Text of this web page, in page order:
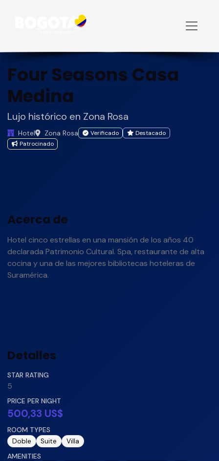
Four Seasons Casa Medina
Four Seasons Casa
Medina
Lujo histórico en Zona Rosa
Hotel Zona Rosa Verificado
Destacado
Patrocinado
Acerca de
Hotel cinco estrellas en una mansión de los años 40
declarada Patrimonio Cultural. Spa, restaurante de alta
cocina y una de las mejores bibliotecas hoteleras de
Suramérica.
Detalles
STAR RATING
5
PRICE PER NIGHT
500,33 US$
ROOM TYPES
Doble Suite Villa
AMENITIES